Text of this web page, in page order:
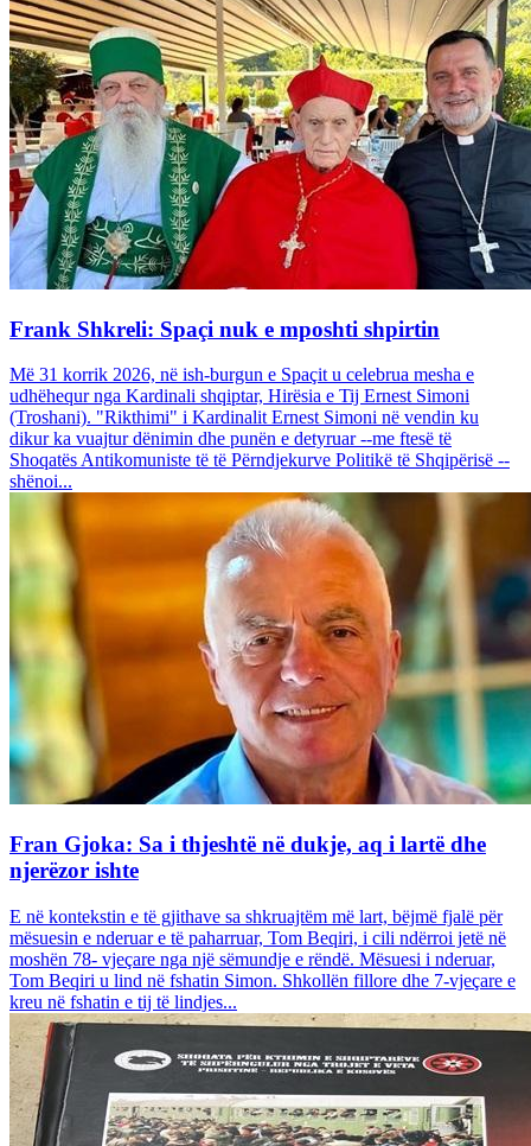
Frank Shkreli: Spaçi nuk e mposhti shpirtin
Më 31 korrik 2026, në ish-burgun e Spaçit u celebrua mesha e
udhëhequr nga Kardinali shqiptar, Hirësia e Tij Ernest Simoni
(Troshani). "Rikthimi" i Kardinalit Ernest Simoni në vendin ku
dikur ka vuajtur dënimin dhe punën e detyruar --me ftesë të
Shoqatës Antikomuniste të të Përndjekurve Politikë të Shqipërisë --
shënoi...
Fran Gjoka: Sa i thjeshtë në dukje, aq i lartë dhe
njerëzor ishte
E në kontekstin e të gjithave sa shkruajtëm më lart, bëjmë fjalë për
mësuesin e nderuar e të paharruar, Tom Beqiri, i cili ndërroi jetë në
moshën 78- vjeçare nga një sëmundje e rëndë. Mësuesi i nderuar,
Tom Beqiri u lind në fshatin Simon. Shkollën fillore dhe 7-vjeçare e
kreu në fshatin e tij të lindjes...